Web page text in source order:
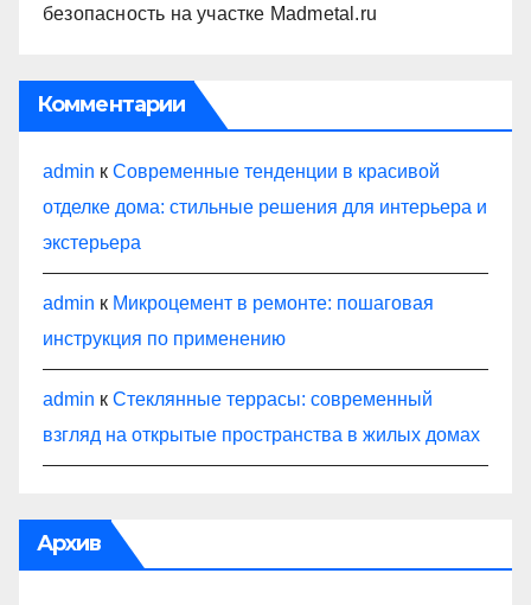
безопасность на участке Madmetal.ru
Комментарии
admin к Современные тенденции в красивой
отделке дома: стильные решения для интерьера и
экстерьера
admin к Микроцемент в ремонте: пошаговая
инструкция по применению
admin к Стеклянные террасы: современный
взгляд на открытые пространства в жилых домах
Архив